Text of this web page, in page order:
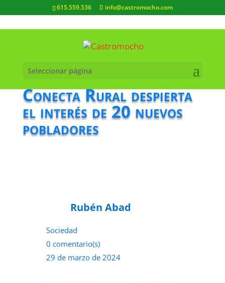
615.559.536 info@castromocho.com
Seleccionar página
Conecta Rural despierta
el interés de 20 nuevos
pobladores
Rubén Abad
Sociedad
0 comentario(s)
29 de marzo de 2024